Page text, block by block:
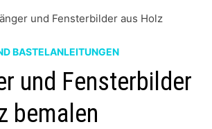
und Fensterbilder aus Holz
BASTELANLEITUNGEN
und Fensterbilder
bemalen